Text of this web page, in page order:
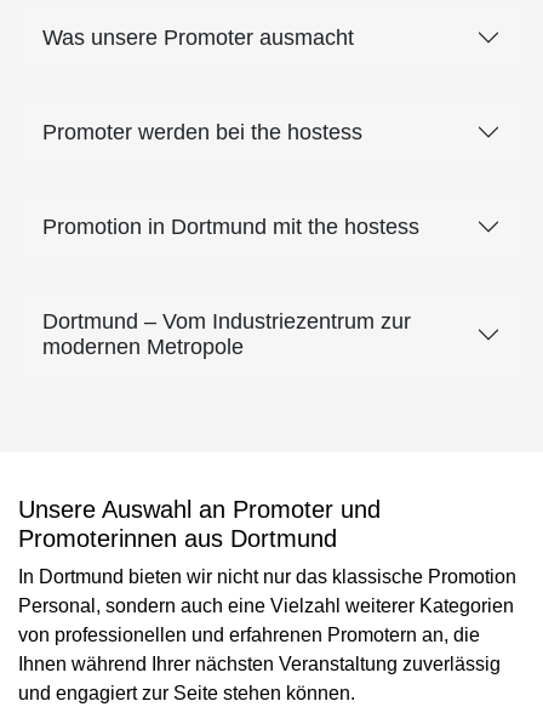
Was unsere Promoter ausmacht
Promoter werden bei the hostess
Promotion in Dortmund mit the hostess
Dortmund – Vom Industriezentrum zur
modernen Metropole
Unsere Auswahl an Promoter und
Promoterinnen aus Dortmund
In Dortmund bieten wir nicht nur das klassische Promotion
Personal, sondern auch eine Vielzahl weiterer Kategorien
von professionellen und erfahrenen Promotern an, die
Ihnen während Ihrer nächsten Veranstaltung zuverlässig
und engagiert zur Seite stehen können.